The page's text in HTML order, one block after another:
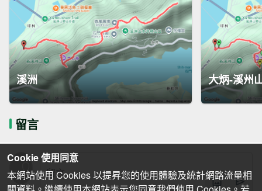
溪洲 大炳-溪州
留言
Cookie 使用同意
本網站使用 Cookies 以提昇您的使用體驗及統計網路流量相